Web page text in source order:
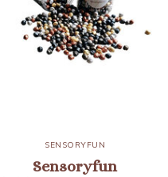
SENSORYFUN
Sensoryfun